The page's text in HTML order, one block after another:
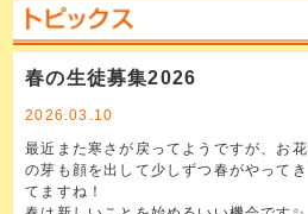
春の生徒募集2026
2026.03.10
最近また寒さが戻ってようですが、お花
の芽も顔を出して少しずつ春がやってき
てますね！